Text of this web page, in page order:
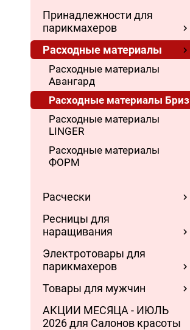
Принадлежности для
парикмахеров
Расходные материалы
Расходные материалы
Авангард
Расходные материалы Бриз
Расходные материалы
LINGER
Расходные материалы
ФОРМ
Расчески
Ресницы для
наращивания
Электротовары для
парикмахеров
Товары для мужчин
АКЦИИ МЕСЯЦА - ИЮЛЬ
2026 для Салонов красоты